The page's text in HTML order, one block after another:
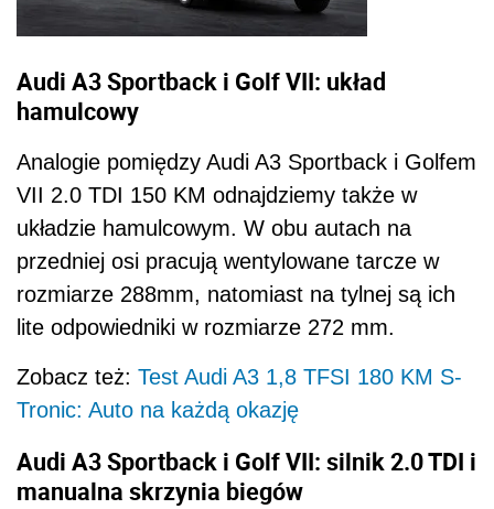
Audi A3 Sportback i Golf VII: układ
hamulcowy
Analogie pomiędzy Audi A3 Sportback i Golfem
VII 2.0 TDI 150 KM odnajdziemy także w
układzie hamulcowym. W obu autach na
przedniej osi pracują wentylowane tarcze w
rozmiarze 288mm, natomiast na tylnej są ich
lite odpowiedniki w rozmiarze 272 mm.
Zobacz też: Test Audi A3 1,8 TFSI 180 KM S-
Tronic: Auto na każdą okazję
Audi A3 Sportback i Golf VII: silnik 2.0 TDI i
manualna skrzynia biegów